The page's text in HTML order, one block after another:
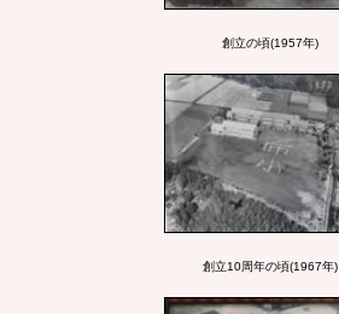
創立の頃(1957年)
創立10周年の頃(1967年)